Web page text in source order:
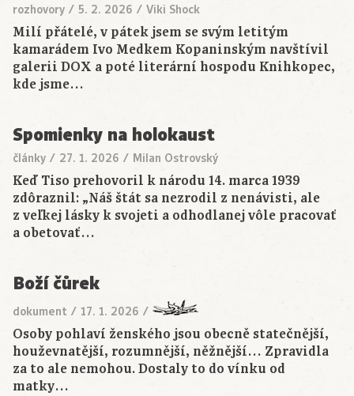
rozhovory / 5. 2. 2026 / Viki Shock
Milí přátelé, v pátek jsem se svým letitým
kamarádem Ivo Medkem Kopaninským navštívil
galerii DOX a poté literární hospodu Knihkopec,
kde jsme…
Spomienky na holokaust
články / 27. 1. 2026 / Milan Ostrovský
Keď Tiso prehovoril k národu 14. marca 1939
zdôraznil: „Náš štát sa nezrodil z nenávisti, ale
z veľkej lásky k svojeti a odhodlanej vôle pracovať
a obetovať…
Boží čůrek
dokument / 17. 1. 2026 /
Osoby pohlaví ženského jsou obecně statečnější,
houževnatější, rozumnější, něžnější… Zpravidla
za to ale nemohou. Dostaly to do vínku od
matky…